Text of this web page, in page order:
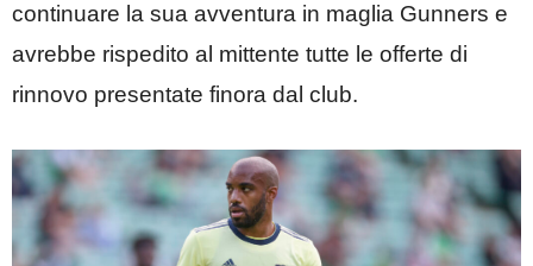
continuare la sua avventura in maglia Gunners e
avrebbe rispedito al mittente tutte le offerte di
rinnovo presentate finora dal club.